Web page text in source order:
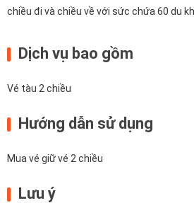
chiều đi và chiều về với sức chứa 60 du
Dịch vụ bao gồm
Vé tàu 2 chiều
Hướng dẫn sử dụng
Mua vé giữ vé 2 chiều
Lưu ý